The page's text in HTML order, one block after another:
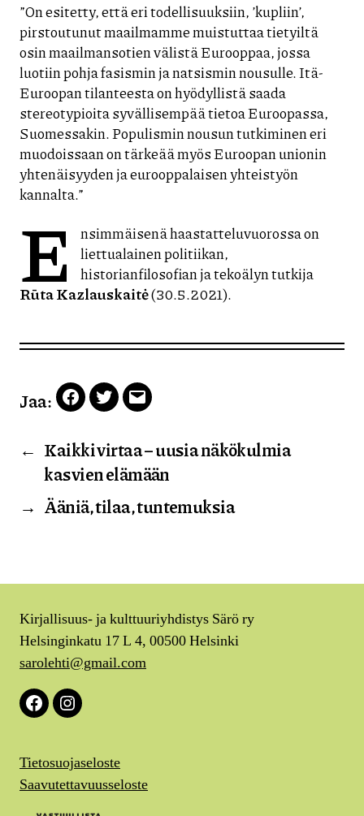
”On esitetty, että eri todellisuuksiin, ’kupliin’,
pirstoutunut maailmamme muistuttaa tietyiltä
osin maailmansotien välistä Eurooppaa, jossa
luotiin pohja fasismin ja natsismin nousulle. Itä-
Euroopan tilanteesta on hyödyllistä saada
stereotypioita syvällisempää tietoa Euroopassa,
Suomessakin. Populismin nousun tutkiminen eri
muodoissaan on tärkeää myös Euroopan unionin
yhtenäisyyden ja eurooppalaisen yhteistyön
kannalta.”
E
nsimmäisenä haastatteluvuorossa on
liettualainen politiikan,
historianfilosofian ja tekoälyn tutkija
Rūta Kazlauskaitė(30.5.2021).
Jaa: Facebook
TwitterEmail
← Kaikki virtaa – uusia näkökulmia
kasvien elämään
→ Ääniä, tilaa, tuntemuksia
Kirjallisuus- ja kulttuuriyhdistys Särö ry
Helsinginkatu 17 L 4, 00500 Helsinki
sarolehti@gmail.com
FacebookInstagram
Tietosuojaseloste
Saavutettavuusseloste